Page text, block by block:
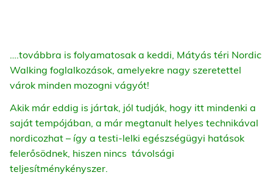
….továbbra is folyamatosak a keddi, Mátyás téri Nordic
Walking foglalkozások, amelyekre nagy szeretettel
várok minden mozogni vágyót!
Akik már eddig is jártak, jól tudják, hogy itt mindenki a
saját tempójában, a már megtanult helyes technikával
nordicozhat – így a testi-lelki egészségügyi hatások
felerősödnek, hiszen nincs távolsági
teljesítménykényszer.